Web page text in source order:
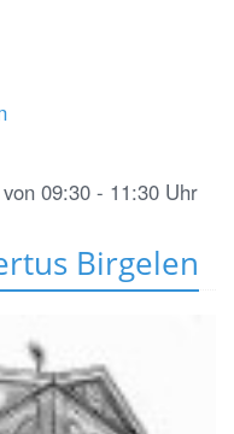
09:30 - 11:30 Uhr
Birgelen